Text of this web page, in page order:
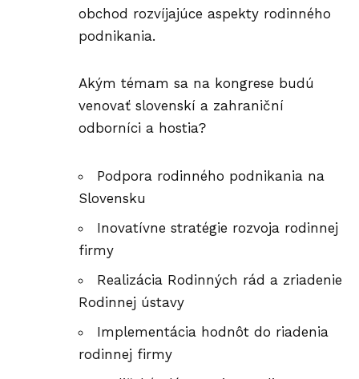
obchod rozvíjajúce aspekty rodinného
podnikania.
Akým témam sa na kongrese budú
venovať slovenskí a zahraniční
odborníci a hostia?
Podpora rodinného podnikania na
Slovensku
Inovatívne stratégie rozvoja rodinnej
firmy
Realizácia Rodinných rád a zriadenie
Rodinnej ústavy
Implementácia hodnôt do riadenia
rodinnej firmy